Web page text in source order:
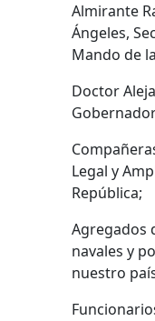
Almirante
Ángeles,
Mando de
Doctor
Legal y
República;
Agregados
navales y
nuestro